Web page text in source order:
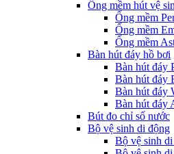
Ống mềm hút vệ
Ống mềm
Ống mềm
Ống mềm
Bàn hút đáy hồ bơi
Bàn hút đáy
Bàn hút đáy
Bàn hút đáy
Bàn hút đáy
Bút đo chỉ số nước
Bộ vệ sinh di động
Bộ vệ sinh